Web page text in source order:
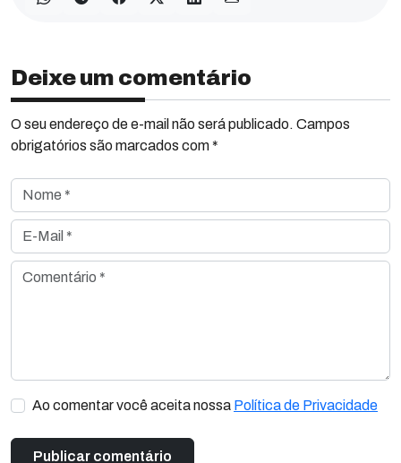
Deixe um comentário
O seu endereço de e-mail não será publicado. Campos
obrigatórios são marcados com *
Nome *
E-Mail *
Comentário *
Ao comentar você aceita nossa Política de Privacidade